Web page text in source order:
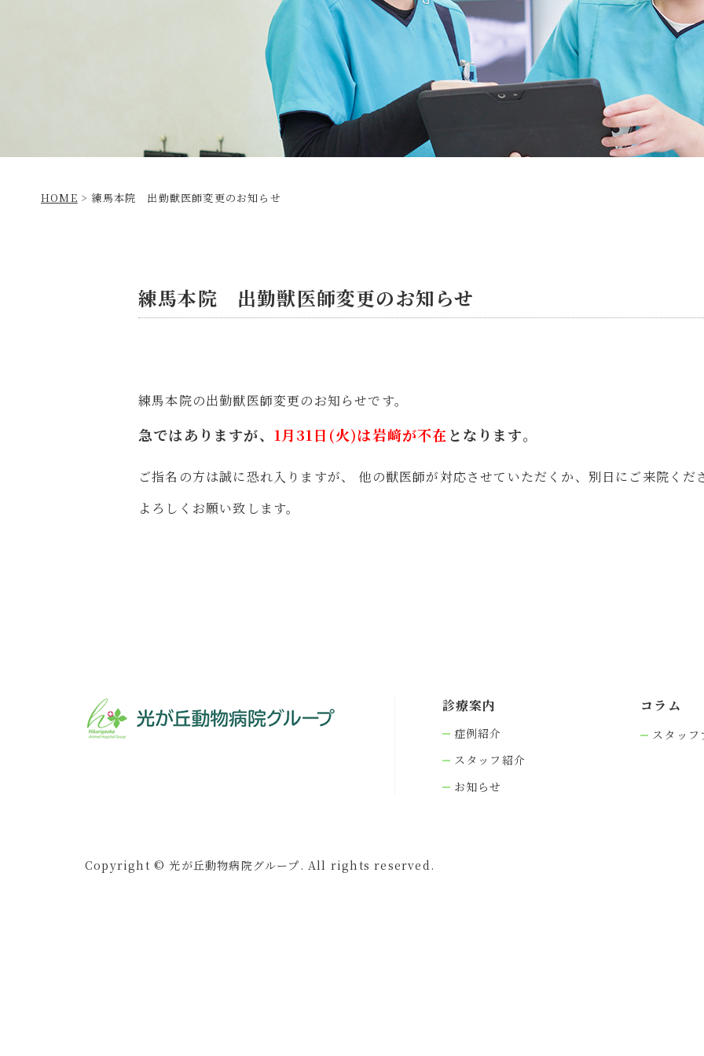
HOME >練馬本院 出勤獣医師変更のお知らせ
練馬本院 出勤獣医師変更のお知らせ
練馬本院の出勤獣医師変更のお知らせです。
急ではありますが、 1月31日(火)は岩﨑が不在 となります。
ご指名の方は誠に恐れ入りますが、 他の獣医師が対応させていただくか、別日にご来院くだ
よろしくお願い致します。
診療案内
症例紹介
スタッフ紹介
お知らせ
コラム
スタッフ
Copyright © 光が丘動物病院グループ. All rights reserved.